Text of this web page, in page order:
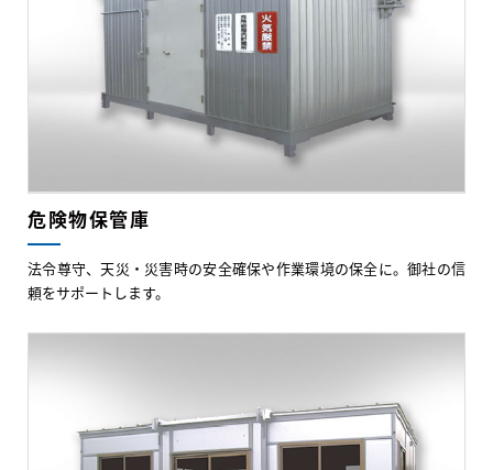
危険物保管庫
法令尊守、天災・災害時の安全確保や作業環境の保全に。御社の信
頼をサポートします。